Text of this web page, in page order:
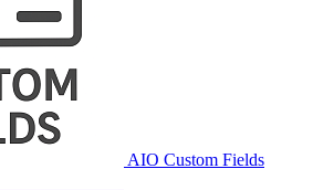
AIO Custom Fields